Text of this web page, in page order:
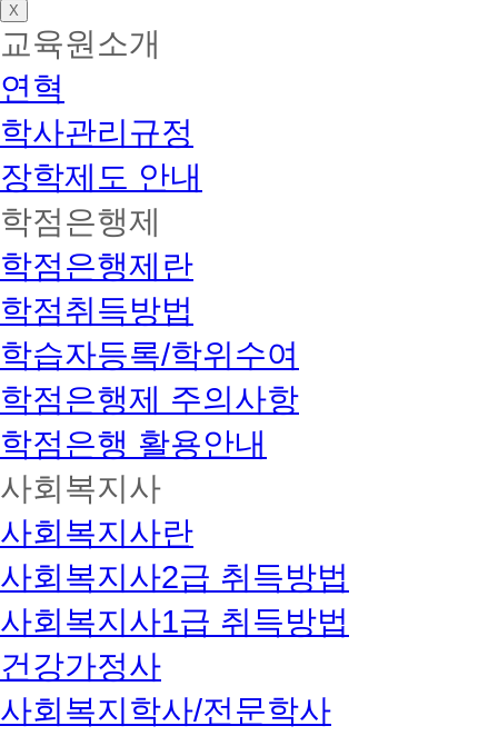
X
교육원소개
연혁
학사관리규정
장학제도 안내
학점은행제
학점은행제란
학점취득방법
학습자등록/학위수여
학점은행제 주의사항
학점은행 활용안내
사회복지사
사회복지사란
사회복지사2급 취득방법
사회복지사1급 취득방법
건강가정사
사회복지학사/전문학사